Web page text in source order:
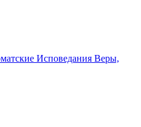
Исповедания Веры,